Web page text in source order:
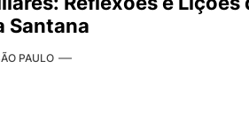
Santana
PAULO